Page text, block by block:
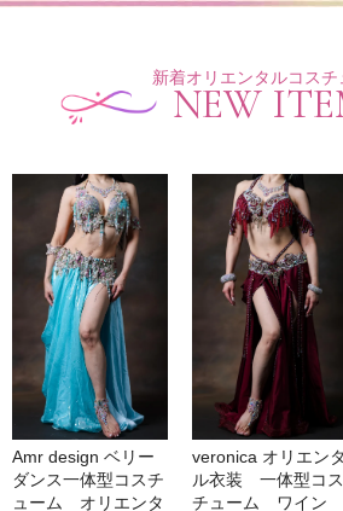
新着オリエンタルコスチ
NEW
Amr design ベリー
ダンス一体型コスチ
ューム オリエンタ
veronica オリエンタ
ル衣装 一体型コス
チューム ワイン